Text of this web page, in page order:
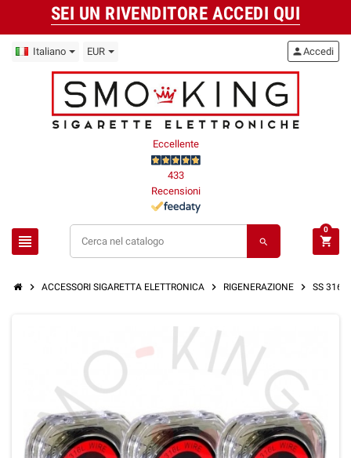
SEI UN RIVENDITORE ACCEDI QUI
Italiano EUR
Eccellente
433
Recensioni
view_headline search
personAccedi
shopping_cart
0
chevron_right ACCESSORI SIGARETTA ELETTRONICA chevron_right RIGENERAZIONE chevron_right SS 316